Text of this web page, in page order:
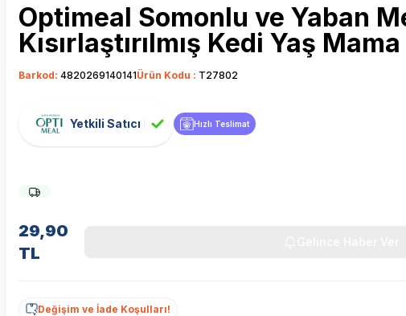
Optimeal Somonlu ve Yaban
Kısırlaştırılmış Kedi Yaş
Barkod: 4820269140141Ürün Kodu : T27802
Yetkili Satıcı Hızlı Teslimat
29,90
TL
Değişim ve İade Koşulları!